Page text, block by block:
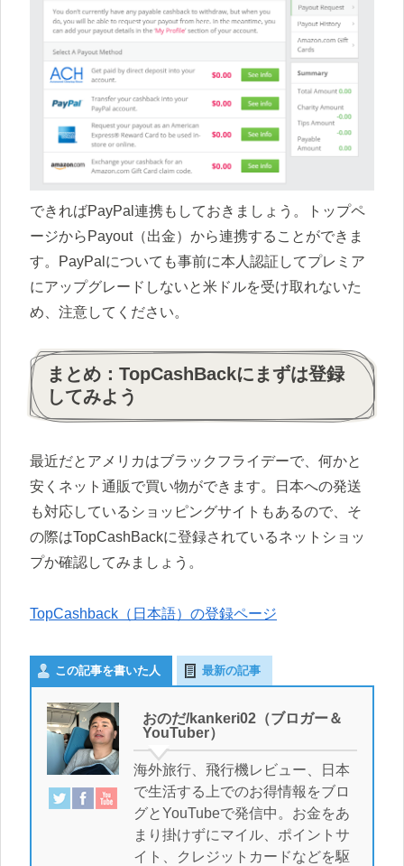
できればPayPal連携もしておきましょう。トップペ
ージからPayout（出金）から連携することができま
す。PayPalについても事前に本人認証してプレミア
にアップグレードしないと米ドルを受け取れないた
め、注意してください。
まとめ：TopCashBackにまずは登録
してみよう
最近だとアメリカはブラックフライデーで、何かと
安くネット通販で買い物ができます。日本への発送
も対応しているショッピングサイトもあるので、そ
の際はTopCashBackに登録されているネットショッ
プか確認してみましょう。
TopCashback（日本語）の登録ページ
この記事を書いた人 最新の記事
おのだ/kankeri02（ブロガー＆
YouTuber）
海外旅行、飛行機レビュー、日本
で生活する上でのお得情報をブロ
グとYouTubeで発信中。お金をあ
まり掛けずにマイル、ポイントサ
イト、クレジットカードなどを駆